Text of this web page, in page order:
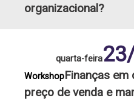
organizacional?
quarta-feira
WorkshopFinanças em
preço de venda e